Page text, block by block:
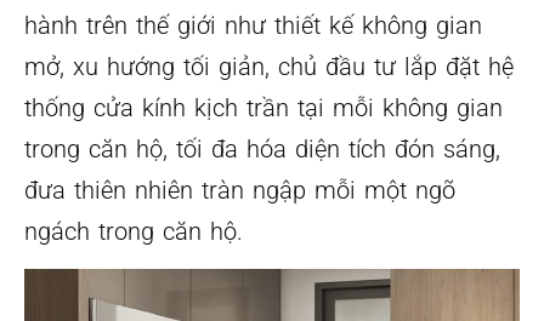
hành trên thế giới như thiết kế không gian
mở, xu hướng tối giản, chủ đầu tư lắp đặt hệ
thống cửa kính kịch trần tại mỗi không gian
trong căn hộ, tối đa hóa diện tích đón sáng,
đưa thiên nhiên tràn ngập mỗi một ngõ
ngách trong căn hộ.